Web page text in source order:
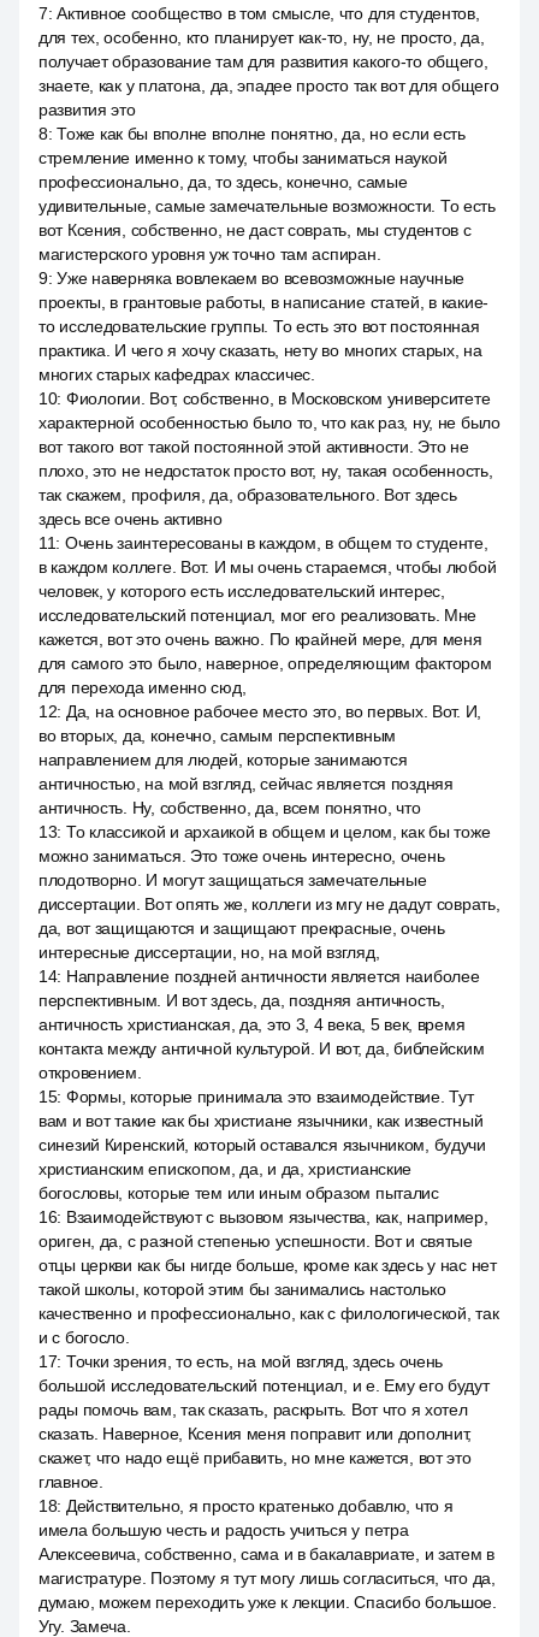
7:Активное сообщество в том смысле, что для студентов,
для тех, особенно, кто планирует как-то, ну, не просто, да,
получает образование там для развития какого-то общего,
знаете, как у платона, да, эпадее просто так вот для общего
развития это
8:Тоже как бы вполне вполне понятно, да, но если есть
стремление именно к тому, чтобы заниматься наукой
профессионально, да, то здесь, конечно, самые
удивительные, самые замечательные возможности. То есть
вот Ксения, собственно, не даст соврать, мы студентов с
магистерского уровня уж точно там аспиран.
9:Уже наверняка вовлекаем во всевозможные научные
проекты, в грантовые работы, в написание статей, в какие-
то исследовательские группы. То есть это вот постоянная
практика. И чего я хочу сказать, нету во многих старых, на
многих старых кафедрах классичес.
10: Фиологии. Вот, собственно, в Московском университете
характерной особенностью было то, что как раз, ну, не было
вот такого вот такой постоянной этой активности. Это не
плохо, это не недостаток просто вот, ну, такая особенность,
так скажем, профиля, да, образовательного. Вот здесь
здесь все очень активно
11: Очень заинтересованы в каждом, в общем то студенте,
в каждом коллеге. Вот. И мы очень стараемся, чтобы любой
человек, у которого есть исследовательский интерес,
исследовательский потенциал, мог его реализовать. Мне
кажется, вот это очень важно. По крайней мере, для меня
для самого это было, наверное, определяющим фактором
для перехода именно сюд,
12: Да, на основное рабочее место это, во первых. Вот. И,
во вторых, да, конечно, самым перспективным
направлением для людей, которые занимаются
античностью, на мой взгляд, сейчас является поздняя
античность. Ну, собственно, да, всем понятно, что
13: То классикой и архаикой в общем и целом, как бы тоже
можно заниматься. Это тоже очень интересно, очень
плодотворно. И могут защищаться замечательные
диссертации. Вот опять же, коллеги из мгу не дадут соврать,
да, вот защищаются и защищают прекрасные, очень
интересные диссертации, но, на мой взгляд,
14: Направление поздней античности является наиболее
перспективным. И вот здесь, да, поздняя античность,
античность христианская, да, это 3, 4 века, 5 век, время
контакта между античной культурой. И вот, да, библейским
откровением.
15: Формы, которые принимала это взаимодействие. Тут
вам и вот такие как бы христиане язычники, как известный
синезий Киренский, который оставался язычником, будучи
христианским епископом, да, и да, христианские
богословы, которые тем или иным образом пыталис
16: Взаимодействуют с вызовом язычества, как, например,
ориген, да, с разной степенью успешности. Вот и святые
отцы церкви как бы нигде больше, кроме как здесь у нас нет
такой школы, которой этим бы занимались настолько
качественно и профессионально, как с филологической, так
и с богосло.
17: Точки зрения, то есть, на мой взгляд, здесь очень
большой исследовательский потенциал, и e. Ему его будут
рады помочь вам, так сказать, раскрыть. Вот что я хотел
сказать. Наверное, Ксения меня поправит или дополнит,
скажет, что надо ещё прибавить, но мне кажется, вот это
главное.
18: Действительно, я просто кратенько добавлю, что я
имела большую честь и радость учиться у петра
Алексеевича, собственно, сама и в бакалавриате, и затем в
магистратуре. Поэтому я тут могу лишь согласиться, что да,
думаю, можем переходить уже к лекции. Спасибо большое.
Угу. Замеча.